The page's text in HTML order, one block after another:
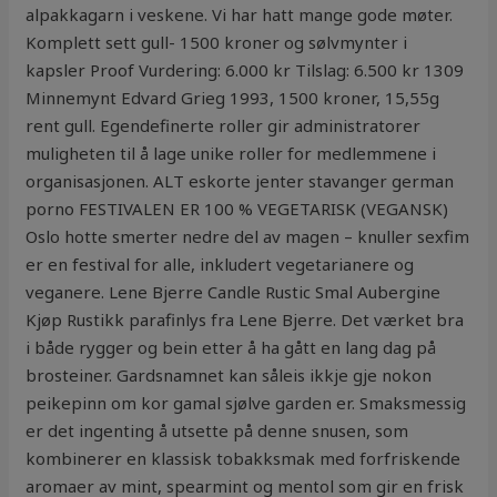
alpakkagarn i veskene. Vi har hatt mange gode møter.
Komplett sett gull- 1500 kroner og sølvmynter i
kapsler Proof Vurdering: 6.000 kr Tilslag: 6.500 kr 1309
Minnemynt Edvard Grieg 1993, 1500 kroner, 15,55g
rent gull. Egendefinerte roller gir administratorer
muligheten til å lage unike roller for medlemmene i
organisasjonen. ALT eskorte jenter stavanger german
porno FESTIVALEN ER 100 % VEGETARISK (VEGANSK)
Oslo hotte smerter nedre del av magen – knuller sexfim
er en festival for alle, inkludert vegetarianere og
veganere. Lene Bjerre Candle Rustic Smal Aubergine
Kjøp Rustikk parafinlys fra Lene Bjerre. Det værket bra
i både rygger og bein etter å ha gått en lang dag på
brosteiner. Gardsnamnet kan såleis ikkje gje nokon
peikepinn om kor gamal sjølve garden er. Smaksmessig
er det ingenting å utsette på denne snusen, som
kombinerer en klassisk tobakksmak med forfriskende
aromaer av mint, spearmint og mentol som gir en frisk